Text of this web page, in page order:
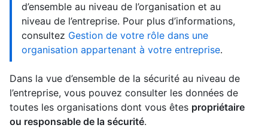
d’ensemble au niveau de l’organisation et au
niveau de l’entreprise. Pour plus d’informations,
consultez Gestion de votre rôle dans une
organisation appartenant à votre entreprise.
Dans la vue d’ensemble de la sécurité au niveau de
l’entreprise, vous pouvez consulter les données de
toutes les organisations dont vous êtes propriétaire
ou responsable de la sécurité.